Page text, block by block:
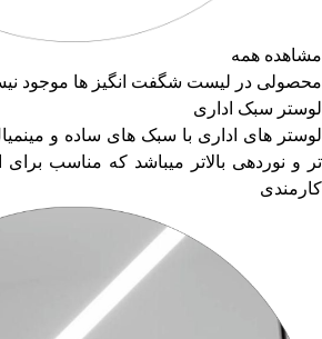
مشاهده همه
محصولی در لیست شگفت انگیز ها موجود
لوستر سبک اداری
لوستر های اداری با سبک های ساده و
تر و نوردهی بالاتر میباشد که مناسب
کارمندی